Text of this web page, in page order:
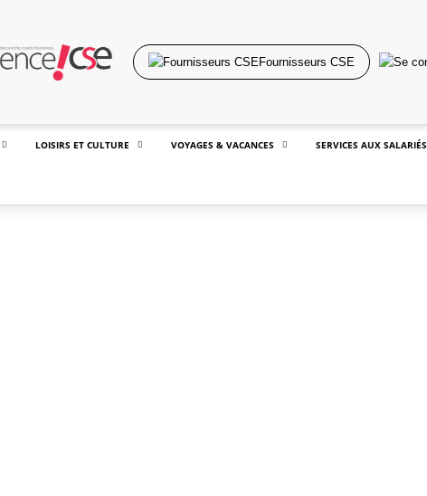
Fournisseurs CSE
LOISIRS ET CULTURE VOYAGES & VACANCES SERVICES AUX SALARIÉS